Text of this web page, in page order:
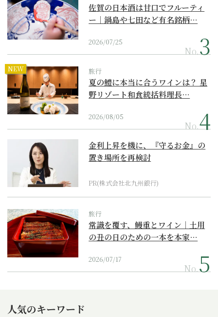
佐賀の日本酒は甘口でフルーティ
ー｜鍋島や七田など有名銘柄…
2026/07/25
No.
NEW 旅行
夏の鱧に本当に合うワインは？ 星
野リゾート和食統括料理長…
2026/08/05
No.
金利上昇を機に、『守るお金』の
置き場所を再検討
PR(株式会社北九州銀行)
旅行
常識を覆す、鰻重とワイン｜土用
の丑の日のための一本を本家…
2026/07/17
No.
人気のキーワード